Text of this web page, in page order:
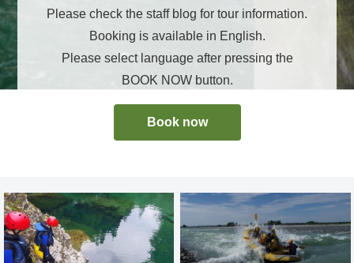
Please check the staff blog for tour information.
Booking is available in English.
Please select language after pressing the
BOOK NOW button.
Book now